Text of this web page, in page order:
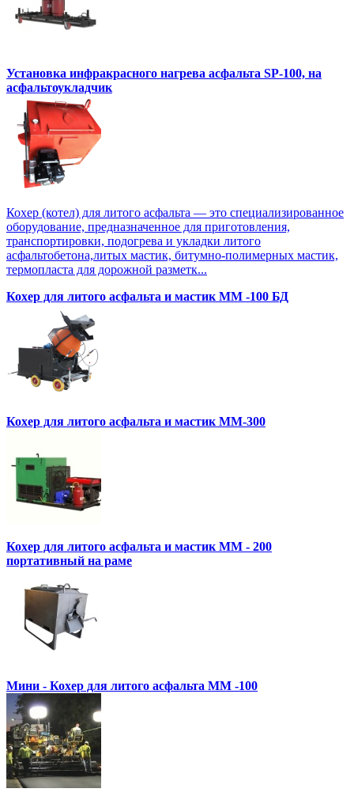
Установка инфракрасного нагрева асфальта SP-100, на
асфальтоукладчик
Кохер (котел) для литого асфальта — это специализированное
оборудование, предназначенное для приготовления,
транспортировки, подогрева и укладки литого
асфальтобетона,литых мастик, битумно-полимерных мастик,
термопласта для дорожной разметк...
Кохер для литого асфальта и мастик MM -100 БД
Кохер для литого асфальта и мастик MM-300
Кохер для литого асфальта и мастик MM - 200
портативный на раме
Мини - Кохер для литого асфальта MM -100